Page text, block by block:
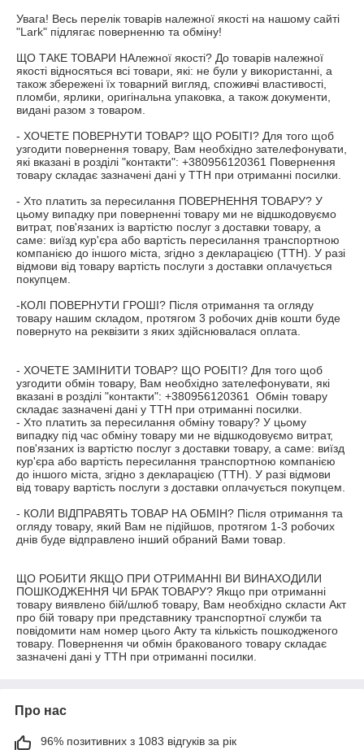
Увага! Весь перелік товарів належної якості на нашому сайті
"Lark" підлягає поверненню та обміну!
ЩО ТАКЕ ТОВАРИ НАлежної якості? До товарів належної
якості відносяться всі товари, які: не були у використанні, а
також збережені їх товарний вигляд, споживчі властивості,
пломби, ярлики, оригінальна упаковка, а також документи,
видані разом з товаром.
- ХОЧЕТЕ ПОВЕРНУТИ ТОВАР? ЩО РОБІТІ? Для того щоб
узгодити повернення товару, Вам необхідно зателефонувати,
які вказані в розділі "контакти": +380956120361 Повернення
товару складає зазначені дані у ТТН при отриманні посилки.
- Хто платить за пересилання ПОВЕРНЕННЯ ТОВАРУ? У
цьому випадку при поверненні товару ми не відшкодовуємо
витрат, пов'язаних із вартістю послуг з доставки товару, а
саме: виїзд кур'єра або вартість пересилання транспортною
компанією до іншого міста, згідно з декларацією (ТТН). У разі
відмови від товару вартість послуги з доставки оплачується
покупцем.
-КОЛІ ПОВЕРНУТИ ГРОШІ? Після отримання та огляду
товару нашим складом, протягом 3 робочих днів кошти буде
повернуто на реквізити з яких здійснювалася оплата.
- ХОЧЕТЕ ЗАМІНИТИ ТОВАР? ЩО РОБІТІ? Для того щоб
узгодити обмін товару, Вам необхідно зателефонувати, які
вказані в розділі "контакти": +380956120361  Обмін товару
складає зазначені дані у ТТН при отриманні посилки.
- Хто платить за пересилання обміну товару? У цьому
випадку під час обміну товару ми не відшкодовуємо витрат,
пов'язаних із вартістю послуг з доставки товару, а саме: виїзд
кур'єра або вартість пересилання транспортною компанією
до іншого міста, згідно з декларацією (ТТН). У разі відмови
від товару вартість послуги з доставки оплачується покупцем.
- КОЛИ ВІДПРАВЯТЬ ТОВАР НА ОБМІН? Після отримання та
огляду товару, який Вам не підійшов, протягом 1-3 робочих
днів буде відправлено інший обраний Вами товар.
ЩО РОБИТИ ЯКЩО ПРИ ОТРИМАННІ ВИ ВИНАХОДИЛИ
ПОШКОДЖЕННЯ ЧИ БРАК ТОВАРУ? Якщо при отриманні
товару виявлено бій/шлюб товару, Вам необхідно скласти Акт
про бій товару при представнику транспортної служби та
повідомити нам номер цього Акту та кількість пошкодженого
товару. Повернення чи обмін бракованого товару складає
зазначені дані у ТТН при отриманні посилки.
Про нас
96% позитивних з 1083 відгуків за рік